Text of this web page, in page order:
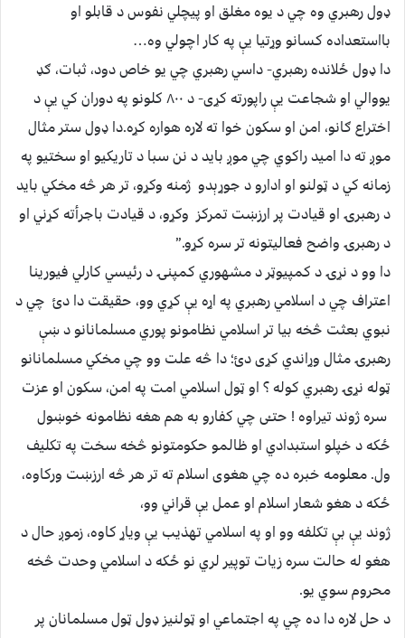
ډول رهبري وه چي د یوه مغلق او پیچلي نفوس د قابلو او
بااستعداده کسانو وړتیا يې په کار اچولي وه…
دا ډول ځلانده رهبري- داسي رهبري چي یو خاص دود، ثبات، ګډ
یووالي او شجاعت يې راپورته کړی- د ۸۰۰ کلونو په دوران کي يې د
اختراع ګانو، امن او سکون خوا ته لاره هواره کړه.دا ډول ستر مثال
موږ ته دا امید راکوي چي موږ باید د نن سبا د تاریکیو او سختیو په
زمانه کي د ټولنو او ادارو د جوړېدو ژمنه وکړو، تر هر څه مخکي باید
د رهبرۍ او قیادت پر ارزښت تمرکز وکړو، د قیادت باجرأته کړني او
د رهبرۍ واضح فعالیتونه تر سره کړو.”
دا وو د نړۍ د کمپیوټر د مشهوري کمپنۍ د رئیسي کارلي فیورینا
اعتراف چي د اسلامي رهبري په اړه يې کړي وو، حقیقت دا دئ چي د
نبوي بعثت څخه بیا تر اسلامي نظامونو پوري مسلمانانو د ښې
رهبرۍ مثال وړاندي کړی دئ؛ دا څه علت وو چي مخکي مسلمانانو
ټوله نړۍ رهبري کوله ؟ او ټول اسلامي امت په امن، سکون او عزت
سره ژوند تیراوه ! حتــْی چي کفارو به هم هغه نظامونه خوښول
ځکه د خپلو استبدادي او ظالمو حکومتونو څخه سخت په تکلیف
ول. معلومه خبره ده چي هغوی اسلام ته تر هر څه ارزښت ورکاوه،
ځکه د هغو شعار اسلام او عمل يې قراني وو،
ژوند يې بې تکلفه وو او په اسلامي تهذیب يې ویاړ کاوه، زموږ حال د
هغو له حالت سره زیات توپیر لري نو ځکه د اسلامي وحدت څخه
محروم سوي یو.
د حل لاره دا ده چي په اجتماعي او ټولنیز ډول ټول مسلمانان پر